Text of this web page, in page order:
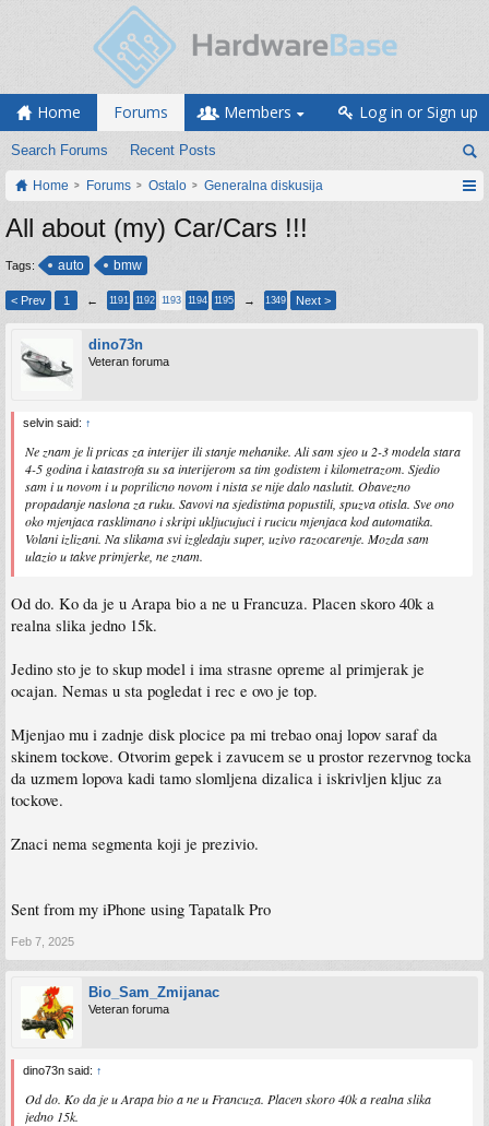
Home Forums
Search Forums Recent Posts
Members Log in or Sign up
Home Forums Ostalo Generalna diskusija
All about (my) Car/Cars !!!
Tags: auto bmw
< Prev 1 ← 1191 1192 1193 1194 1195 → 1349 Next >
dino73n
Veteran foruma
selvin said: ↑
Ne znam je li pricas za interijer ili stanje mehanike. Ali sam sjeo u 2-3 modela stara
4-5 godina i katastrofa su sa interijerom sa tim godistem i kilometrazom. Sjedio
sam i u novom i u poprilicno novom i nista se nije dalo naslutit. Obavezno
propadanje naslona za ruku. Savovi na sjedistima popustili, spuzva otisla. Sve ono
oko mjenjaca rasklimano i skripi ukljucujuci i rucicu mjenjaca kod automatika.
Volani izlizani. Na slikama svi izgledaju super, uzivo razocarenje. Mozda sam
ulazio u takve primjerke, ne znam.
Od do. Ko da je u Arapa bio a ne u Francuza. Placen skoro 40k a
realna slika jedno 15k.
Jedino sto je to skup model i ima strasne opreme al primjerak je
ocajan. Nemas u sta pogledat i rec e ovo je top.
Mjenjao mu i zadnje disk plocice pa mi trebao onaj lopov saraf da
skinem tockove. Otvorim gepek i zavucem se u prostor rezervnog tocka
da uzmem lopova kadi tamo slomljena dizalica i iskrivljen kljuc za
tockove.
Znaci nema segmenta koji je prezivio.
Sent from my iPhone using Tapatalk Pro
Feb 7, 2025
Bio_Sam_Zmijanac
Veteran foruma
dino73n said: ↑
Od do. Ko da je u Arapa bio a ne u Francuza. Placen skoro 40k a realna slika
jedno 15k.